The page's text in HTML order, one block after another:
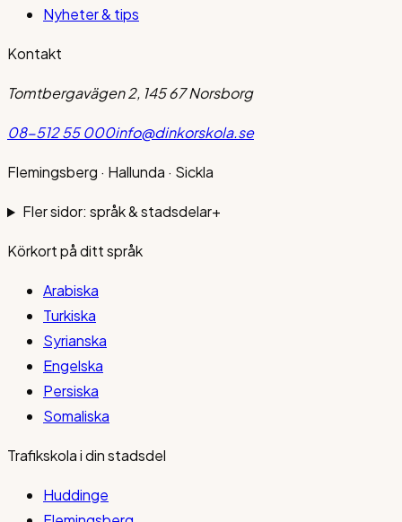
Nyheter & tips
Kontakt
Tomtbergavägen 2, 145 67 Norsborg
08-512 55 000info@dinkorskola.se
Flemingsberg · Hallunda · Sickla
Fler sidor: språk & stadsdelar+
Körkort på ditt språk
Arabiska
Turkiska
Syrianska
Engelska
Persiska
Somaliska
Trafikskola i din stadsdel
Huddinge